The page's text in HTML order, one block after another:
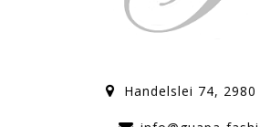
Handelslei 74,